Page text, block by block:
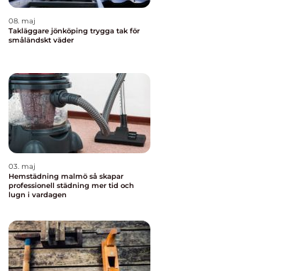
08. maj
Takläggare jönköping trygga tak för
småländskt väder
03. maj
Hemstädning malmö så skapar
professionell städning mer tid och
lugn i vardagen